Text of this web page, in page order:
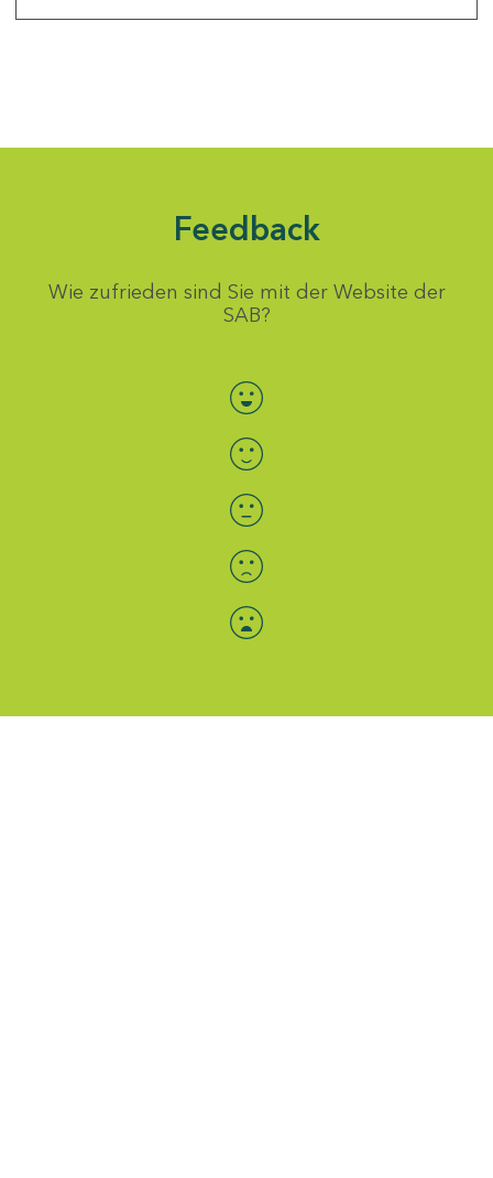
Feedback
Wie zufrieden sind Sie mit der Website der
SAB?
Bewertung auswählen